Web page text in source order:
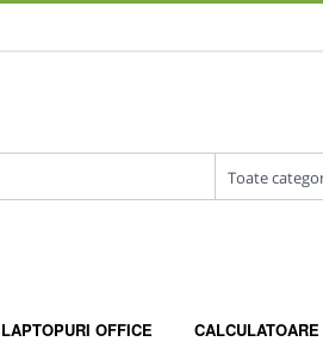
LAPTOPURI OFFICE